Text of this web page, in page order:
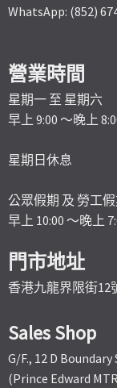
WhatsApp: (852)
營業時間
星期一 至 星期六
早上 9:00 ～晚上
星期日休息
公眾假期 及 勞工
早上 10:00 ～晚上
門市地址
香港九龍界限街12
Sales Shop
G/F., 12 D
(Prince Edward